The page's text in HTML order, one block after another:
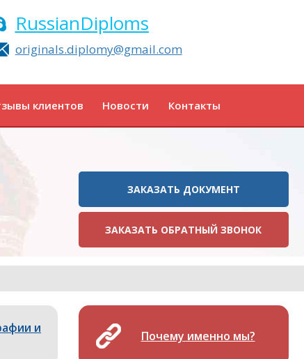
RussianDiploms
originals.diplomy@gmail.com
клиентов Новости Контакты
ЗАКАЗАТЬ ДОКУМЕНТ
ЗАКАЗАТЬ ОБРАТНЫЙ ЗВОНОК
и
Почему именно мы?